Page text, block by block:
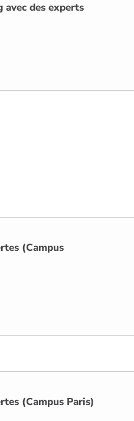
des experts
(Campus
(Campus Paris)